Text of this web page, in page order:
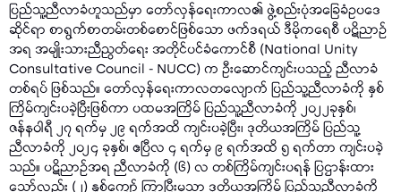
ပြည်သူ့ညီလာခံဟူသည်မှာ တော်လှန်ရေးကာလ၏ ဖွဲ့စည်းပုံအခြေခံဥပဒေ
ဆိုင်ရာ စာရွက်စာတမ်းတစ်စောင်ဖြစ်သော ဖက်ဒရယ် ဒီမိုကရေစီ ပဋိညာဉ်
အရ အမျိုးသားညီညွတ်ရေး အတိုင်ပင်ခံကောင်စီ (National Unity
Consultative Council - NUCC) က ဦးဆောင်ကျင်းပသည့် ညီလာခံ
တစ်ရပ် ဖြစ်သည်။ တော်လှန်ရေးကာလတလျောက် ပြည်သူ့ညီလာခံကို နှစ်
ကြိမ်ကျင်းပခဲ့ပြီးဖြစ်ကာ ပထမအကြိမ် ပြည်သူ့ညီလာခံကို ၂၀၂၂ခုနှစ်၊
ဇန်နဝါရီ ၂၇ ရက်မှ ၂၉ ရက်အထိ ကျင်းပခဲ့ပြီး၊ ဒုတိယအကြိမ် ပြည်သူ့
ညီလာခံကို ၂၀၂၄ ခုနှစ်၊ ဧပြီလ ၄ ရက်မှ ၉ ရက်အထိ ၅ ရက်တာ ကျင်းပခဲ့
သည်။ ပဋိညာဉ်အရ ညီလာခံကို (၆) လ တစ်ကြိမ်ကျင်းပရန် ပြဌာန်းထား
သော်လည်း (၂) နှစ်ကျော် ကြာပြီးမှသာ ဒုတိယအကြိမ် ပြည်သူ့ညီလာခံကို